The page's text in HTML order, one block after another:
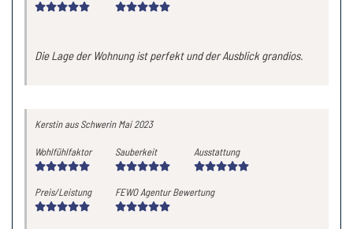
Die Lage der Wohnung ist perfekt und der Ausblick grandios.
Kerstinaus Schwerin Mai 2023
Wohlfühlfaktor Sauberkeit Ausstattung
Preis/Leistung FEWO Agentur Bewertung